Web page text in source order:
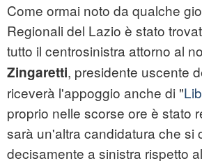
Come ormai noto da qualche
Regionali del Lazio è stato
tutto il centrosinistra attorno al
Zingaretti, presidente uscente
riceverà l'appoggio anche di "
proprio nelle scorse ore è stato
sarà un'altra candidatura che si
decisamente a sinistra rispetto